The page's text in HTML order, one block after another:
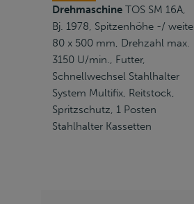
Drehmaschine TOS SM 16A,
Bj. 1978, Spitzenhöhe -/ weite
80 x 500 mm, Drehzahl max.
3150 U/min., Futter,
Schnellwechsel Stahlhalter
System Multifix, Reitstock,
Spritzschutz, 1 Posten
Stahlhalter Kassetten